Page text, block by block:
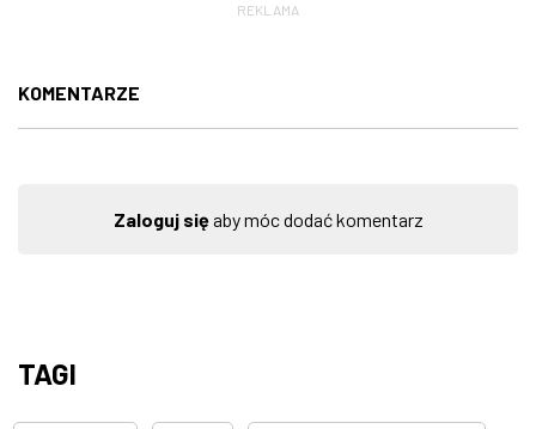
REKLAMA
KOMENTARZE
Zaloguj sięaby móc dodać komentarz
TAGI